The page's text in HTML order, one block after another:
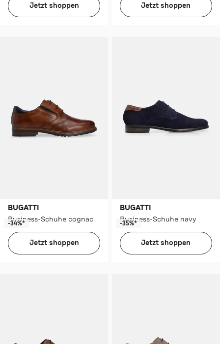
Jetzt shoppen Jetzt shoppen
BUGATTI
Business-Schuhe cognac
-34%*
Jetzt shoppen
BUGATTI
Business-Schuhe navy
-35%*
Jetzt shoppen